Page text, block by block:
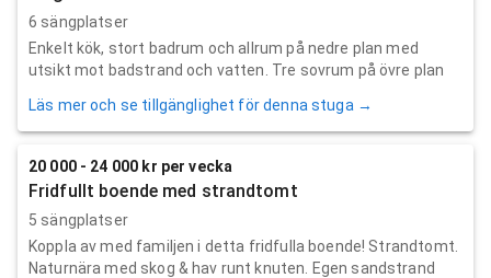
6 sängplatser
Enkelt kök, stort badrum och allrum på nedre plan med
utsikt mot badstrand och vatten. Tre sovrum på övre plan
Läs mer och se tillgänglighet för denna stuga →
20 000 - 24 000 kr per vecka
Fridfullt boende med strandtomt
5 sängplatser
Koppla av med familjen i detta fridfulla boende! Strandtomt.
Naturnära med skog & hav runt knuten. Egen sandstrand